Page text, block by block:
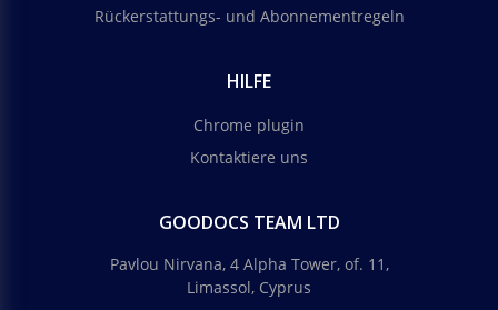
Rückerstattungs- und Abonnementregeln
HILFE
Chrome plugin
Kontaktiere uns
GOODOCS TEAM LTD
Pavlou Nirvana, 4 Alpha Tower, of. 11,
Limassol, Cyprus